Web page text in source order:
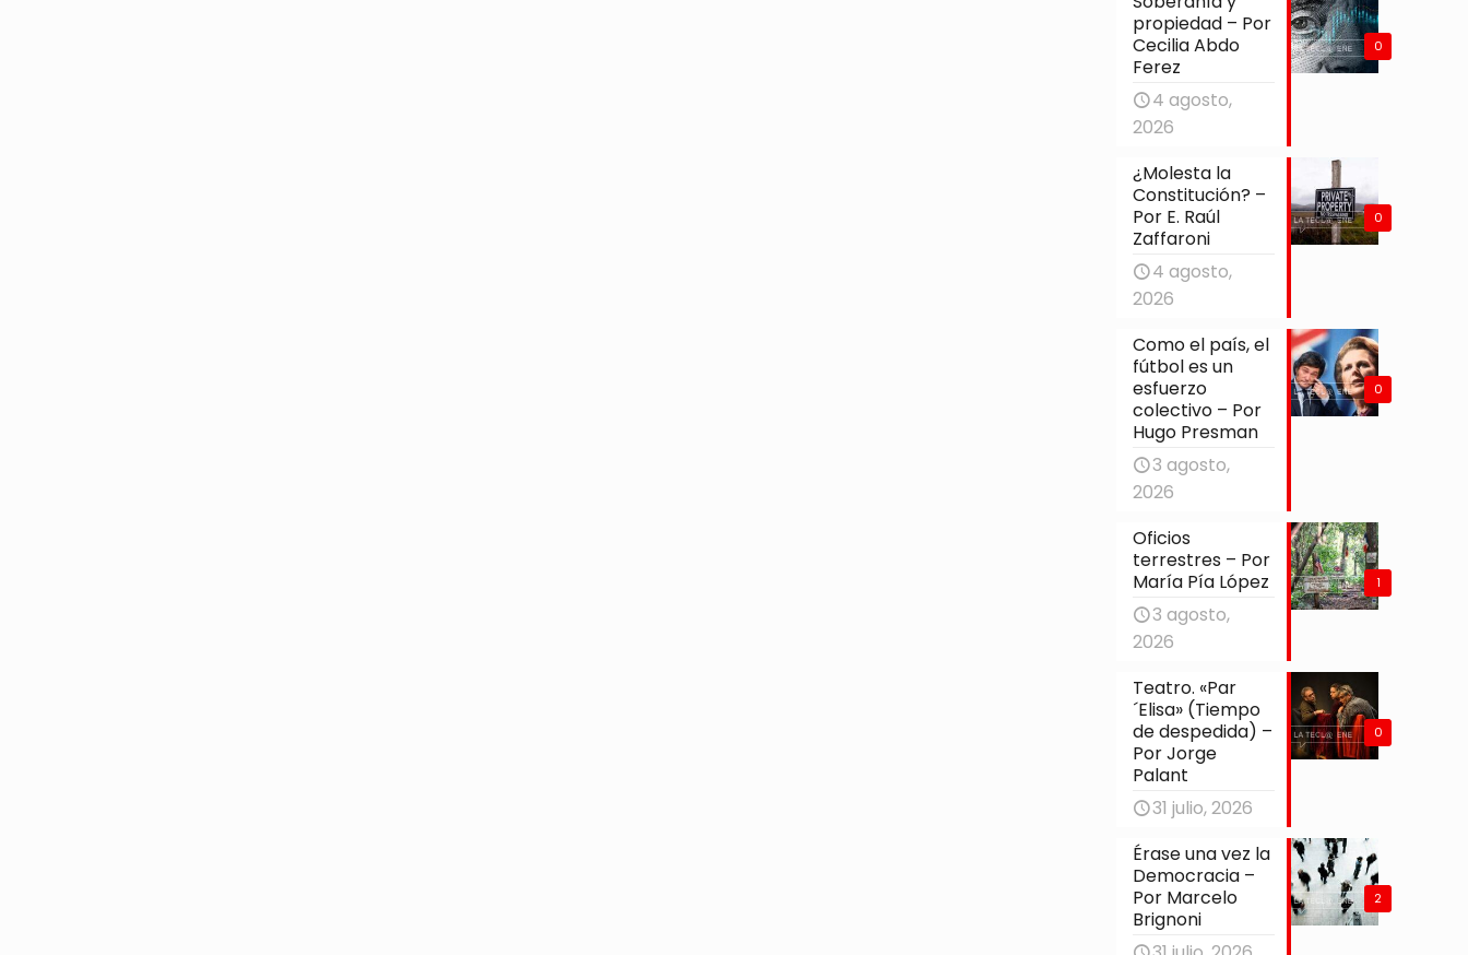
0
propiedad – Por
Cecilia Abdo
Ferez
4 agosto,
2026
0
¿Molesta la
Constitución? –
Por E. Raúl
Zaffaroni
4 agosto,
2026
0
Como el país, el
fútbol es un
esfuerzo
colectivo – Por
Hugo Presman
3 agosto,
2026
1
Oficios
terrestres – Por
María Pía López
3 agosto,
2026
0
Teatro. «Par
´Elisa» (Tiempo
de despedida) –
Por Jorge
Palant
31 julio, 2026
2
Érase una vez la
Democracia –
Por Marcelo
Brignoni